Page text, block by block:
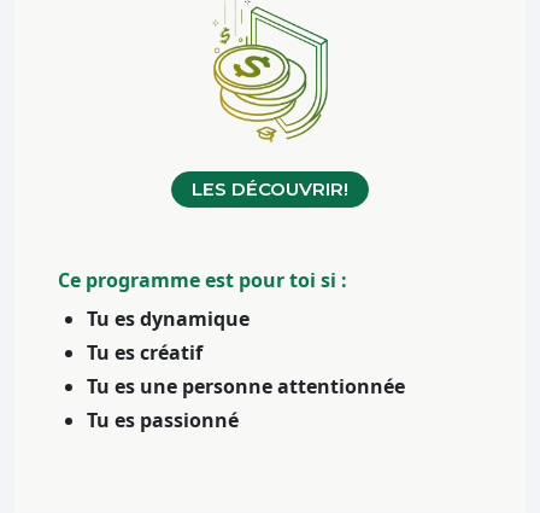
LES DÉCOUVRIR!
Ce programme est pour toi si :
Tu es dynamique
Tu es créatif
Tu es une personne attentionnée
Tu es passionné